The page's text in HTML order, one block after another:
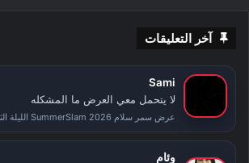
آخر التعليقات
Sami
لا يتحمل معي العرض ما المشكله
عرض سمر سلام SummerSlam 2026 الليلة الثانية كامل مترجم
وئام